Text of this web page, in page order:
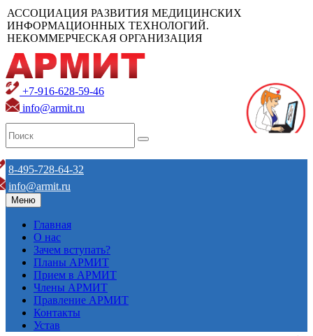
АССОЦИАЦИЯ РАЗВИТИЯ МЕДИЦИНСКИХ
ИНФОРМАЦИОННЫХ ТЕХНОЛОГИЙ.
НЕКОММЕРЧЕСКАЯ ОРГАНИЗАЦИЯ
+7-916-628-59-46
info@armit.ru
8-495-728-64-32
info@armit.ru
Меню
Главная
О нас
Зачем вступать?
Планы АРМИТ
Прием в АРМИТ
Члены АРМИТ
Правление АРМИТ
Контакты
Устав